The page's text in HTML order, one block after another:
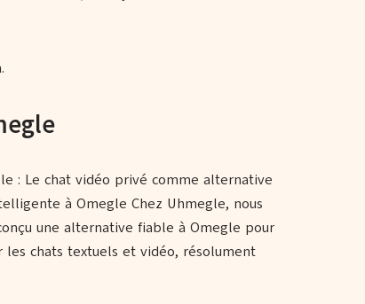
: Le chat vidéo privé comme alternative
à Omegle Chez Uhmegle, nous
une alternative fiable à Omegle pour
les chats textuels et vidéo, résolument